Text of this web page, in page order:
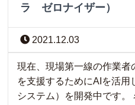
ラ ゼロナイザー）
2021.12.03
現在、現場第一線の作業者
を支援するためにAIを活用
システム）を開発中です